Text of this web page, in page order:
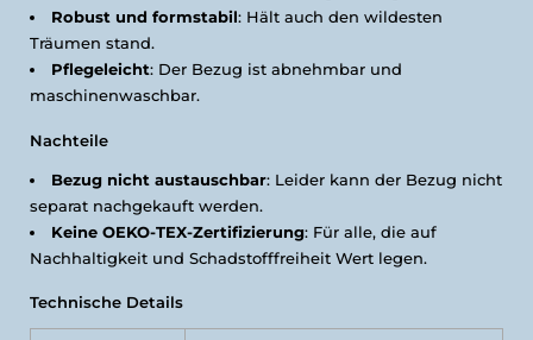
Robust und formstabil: Hält auch den wildesten
Träumen stand.
Pflegeleicht: Der Bezug ist abnehmbar und
maschinenwaschbar.
Nachteile
Bezug nicht austauschbar: Leider kann der Bezug nicht
separat nachgekauft werden.
Keine OEKO-TEX-Zertifizierung: Für alle, die auf
Nachhaltigkeit und Schadstofffreiheit Wert legen.
Technische Details